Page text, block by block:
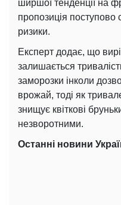
ширшої тенденції на
пропозиція поступово
ризики.
Експерт додає, що
залишається
заморозки інколи
врожай, тоді як
знищує квіткові
незворотними.
Останні новини